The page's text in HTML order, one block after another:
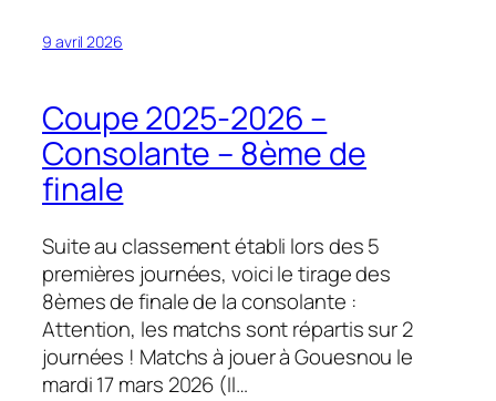
9 avril 2026
Coupe 2025-2026 –
Consolante – 8ème de
finale
Suite au classement établi lors des 5
premières journées, voici le tirage des
8èmes de finale de la consolante :
Attention, les matchs sont répartis sur 2
journées ! Matchs à jouer à Gouesnou le
mardi 17 mars 2026 (Il…